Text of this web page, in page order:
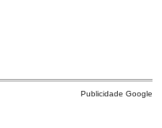
Publicidade Google